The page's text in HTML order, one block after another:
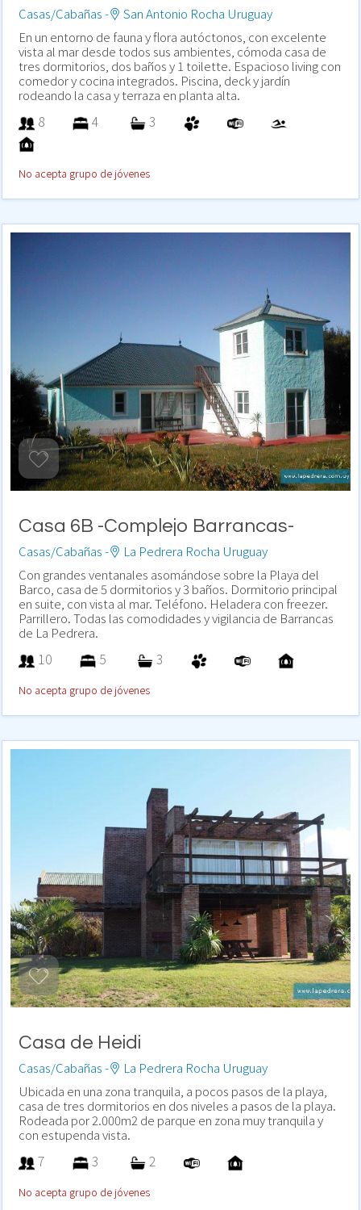
Casas/Cabañas -
San Antonio Rocha Uruguay
En un entorno de fauna y flora autóctonos, con excelente
vista al mar desde todos sus ambientes, cómoda casa de
tres dormitorios, dos baños y 1 toilette. Espacioso living con
comedor y cocina integrados. Piscina, deck y jardín
rodeando la casa y terraza en planta alta.
8 4 3
No acepta grupo de jóvenes
Casa 6B -Complejo Barrancas-
Casas/Cabañas -
La Pedrera Rocha Uruguay
Con grandes ventanales asomándose sobre la Playa del
Barco, casa de 5 dormitorios y 3 baños. Dormitorio principal
en suite, con vista al mar. Teléfono. Heladera con freezer.
Parrillero. Todas las comodidades y vigilancia de Barrancas
de La Pedrera.
10 5 3
No acepta grupo de jóvenes
Casa de Heidi
Casas/Cabañas -
La Pedrera Rocha Uruguay
Ubicada en una zona tranquila, a pocos pasos de la playa,
casa de tres dormitorios en dos niveles a pasos de la playa.
Rodeada por 2.000m2 de parque en zona muy tranquila y
con estupenda vista.
7 3 2
No acepta grupo de jóvenes